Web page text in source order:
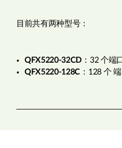
目前共有两种型号：
QFX5220-32CD ：32 个端
QFX5220-128C ：128 个